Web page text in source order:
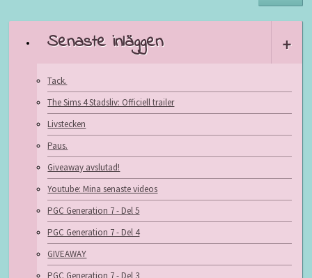
Senaste inläggen +
Tack.
The Sims 4 Stadsliv: Officiell trailer
Livstecken
Paus.
Giveaway avslutad!
Youtube: Mina senaste videos
PGC Generation 7 - Del 5
PGC Generation 7 - Del 4
GIVEAWAY
PGC Generation 7 - Del 3